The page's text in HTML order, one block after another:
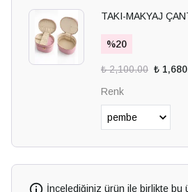
TAKI-MAKYAJ
%20
₺ 2,100.00 ₺
Renk
İncelediğiniz ürün ile birlikte bu